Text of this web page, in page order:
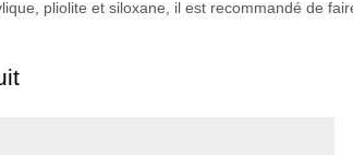
pliolite et siloxane, il est recommandé de